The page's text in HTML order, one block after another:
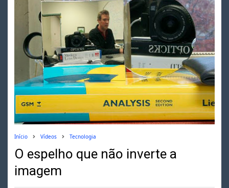
Início Vídeos Tecnologia
O espelho que não inverte a
imagem